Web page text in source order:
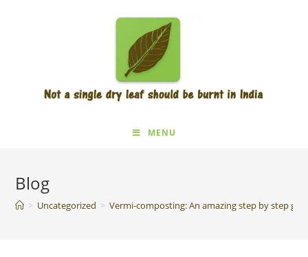
MENU
Blog
> Uncategorized > Vermi-composting: An amazing step by step